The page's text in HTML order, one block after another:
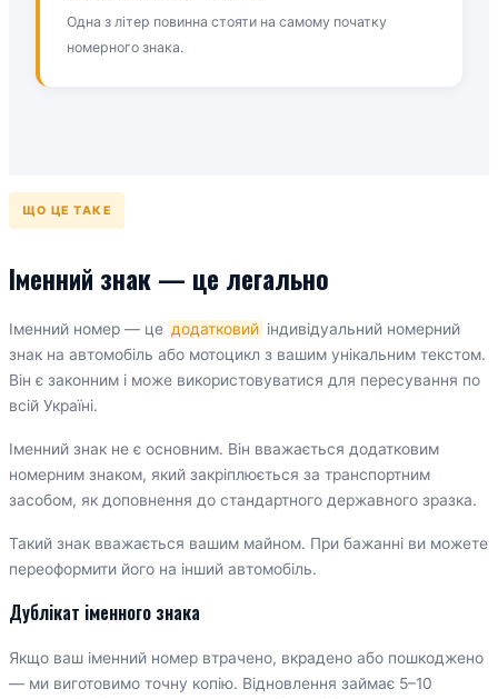
Одна з літер повинна стояти на самому початку
номерного знака.
ЩО ЦЕ ТАКЕ
Іменний знак — це легально
Іменний номер — це додатковий індивідуальний номерний
знак на автомобіль або мотоцикл з вашим унікальним текстом.
Він є законним і може використовуватися для пересування по
всій Україні.
Іменний знак не є основним. Він вважається додатковим
номерним знаком, який закріплюється за транспортним
засобом, як доповнення до стандартного державного зразка.
Такий знак вважається вашим майном. При бажанні ви можете
переоформити його на інший автомобіль.
Дублікат іменного знака
Якщо ваш іменний номер втрачено, вкрадено або пошкоджено
— ми виготовимо точну копію. Відновлення займає 5–10